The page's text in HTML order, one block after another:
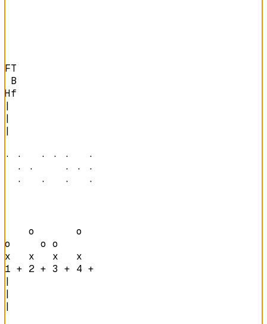
FT
B
Hf
|
|
|
· ·   · · ·   ·
  · ·     · · ·
  ·   ·   ·   ·
    o       o
o     o o
x   x   x   x
1 + 2 + 3 + 4 +
|
|
|